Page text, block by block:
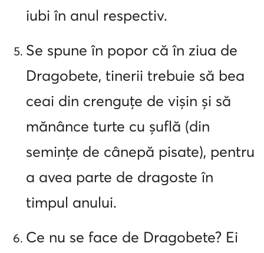
iubi în anul respectiv.
Se spune în popor că în ziua de
Dragobete, tinerii trebuie să bea
ceai din crenguțe de vișin și să
mănânce turte cu șuflă (din
semințe de cânepă pisate), pentru
a avea parte de dragoste în
timpul anului.
Ce nu se face de Dragobete? Ei